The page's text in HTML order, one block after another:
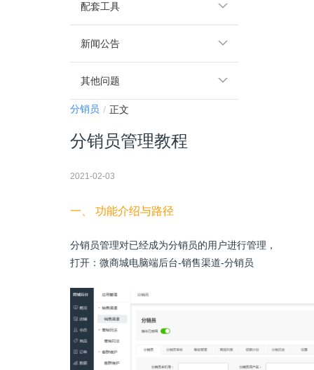
配套工具
新闻公告
其他问题
分销员 正文
分销员管理教程
2021-02-03
一、 功能介绍与路径
分销员管理对已经成为分销员的用户进行管理，
打开：微商城电脑端后台-销售渠道-分销员